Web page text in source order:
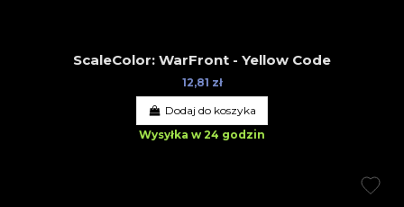
ScaleColor: WarFront - Yellow Code
12,81 zł
Dodaj do koszyka
Wysyłka w 24 godzin